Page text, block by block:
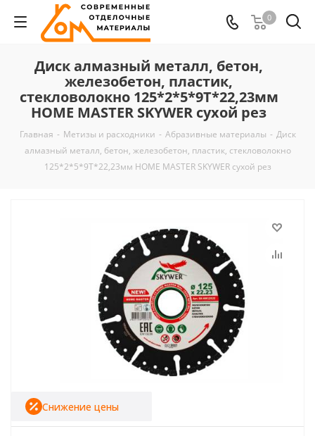
0
Диск алмазный металл, бетон,
железобетон, пластик,
стекловолокно 125*2*5*9Т*22,23мм
HOME MASTER SKYWER сухой рез
Главная - Метизы и расходники - Абразивные материалы - Диск
алмазный металл, бетон, железобетон, пластик, стекловолокно
125*2*5*9Т*22,23мм HOME MASTER SKYWER сухой рез
Снижение цены